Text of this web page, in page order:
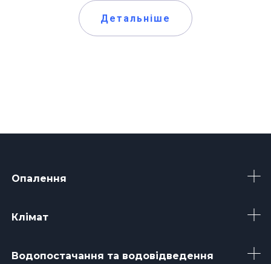
Детальніше
Опалення
Клімат
Водопостачання та водовідведення